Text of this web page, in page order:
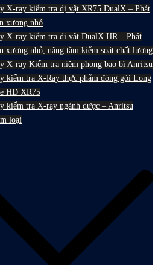
X-ray kiểm tra dị vật XR75 DualX – Phát
xương nhỏ
X-ray kiểm tra dị vật DualX HR – Phát
xương nhỏ, nâng tầm kiểm soát chất lượng
X-ray Kiểm tra niêm phong bao bì Anritsu
kiểm tra X-Ray thực phẩm đóng gói Long
HD XR75
kiểm tra X-ray ngành dược – Anritsu
loại